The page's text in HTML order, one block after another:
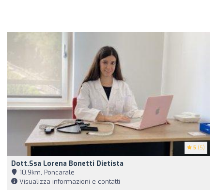
5 (5)
Dott.ssa Lorena Bonetti Dietista
10,9km, Poncarale
Visualizza informazioni e contatti